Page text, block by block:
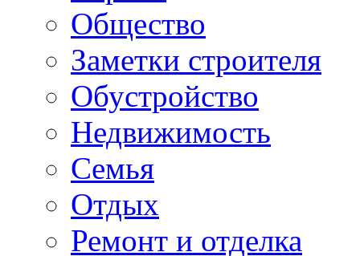
Общество
Заметки строителя
Обустройство
Недвижимость
Семья
Отдых
Ремонт и отделка